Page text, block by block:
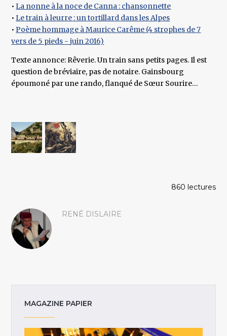
•La nonne à la noce de Canna : chansonnette
•Le train à leurre : un tortillard dans les Alpes
•Poème hommage à Maurice Carême (4 strophes de 7
vers de 5 pieds - juin 2016)
Texte annonce: Rêverie. Un train sans petits pages. Il est
question de bréviaire, pas de notaire. Gainsbourg
époumoné par une rando, flanqué de Sœur Sourire…
860 lectures
RENÉ DISLAIRE
MAGAZINE PAPIER